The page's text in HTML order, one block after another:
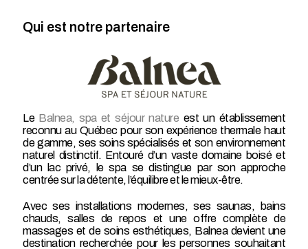
Qui est notre partenaire
Le Balnea, spa et séjour nature est un établissement
reconnu au Québec pour son expérience thermale haut
de gamme, ses soins spécialisés et son environnement
naturel distinctif. Entouré d’un vaste domaine boisé et
d’un lac privé, le spa se distingue par son approche
centrée sur la détente, l’équilibre et le mieux-être.
Avec ses installations modernes, ses saunas, bains
chauds, salles de repos et une offre complète de
massages et de soins esthétiques, Balnea devient une
destination recherchée pour les personnes souhaitant